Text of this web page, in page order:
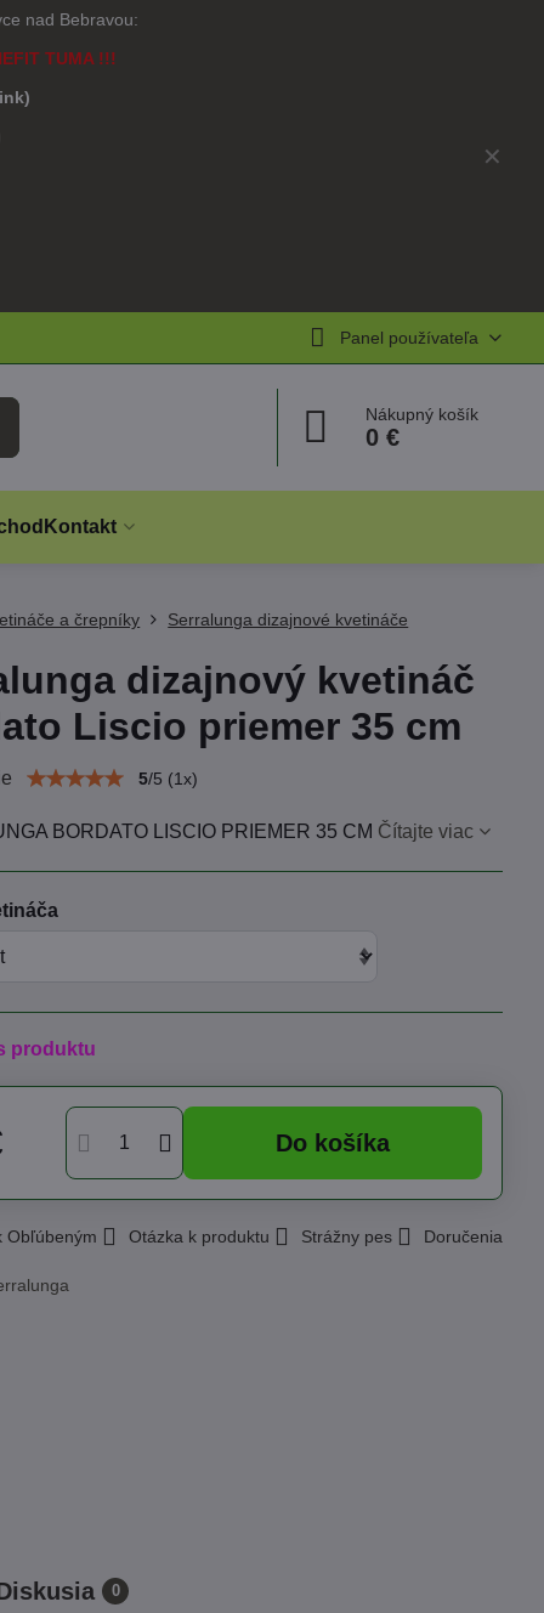
✕
nad Bebravou:
TUMA !!!
Panel používateľa
Nákupný košík
0 €
Kontakt
a črepníky Serralunga dizajnové kvetináče
dizajnový kvetináč
Liscio priemer 35 cm
5/5 (1x)
BORDATO LISCIO PRIEMER 35 CM Čítajte viac
produktu
Do košíka
Obľúbeným Otázka k produktu Strážny pes Doručenia
0